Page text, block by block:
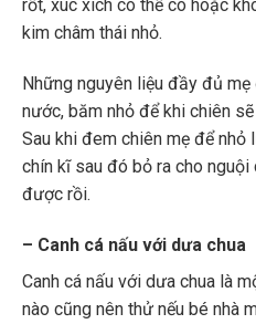
rốt, xúc xích có thể có hoặc
kim châm thái nhỏ.
Những nguyên liệu đầy đủ
nước, băm nhỏ để khi chiên
Sau khi đem chiên mẹ để nhỏ
chín kĩ sau đó bỏ ra cho nguội
được rồi.
– Canh cá nấu với dưa chua
Canh cá nấu với dưa chua là
nào cũng nên thử nếu bé nhà